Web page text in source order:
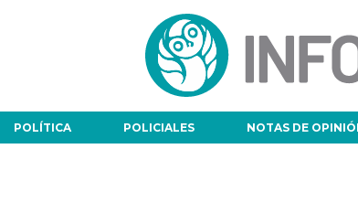
POLÍTICA POLICIALES NOTAS DE